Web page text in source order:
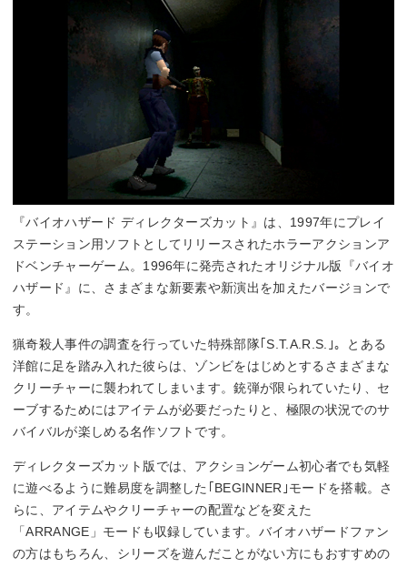
『バイオハザード ディレクターズカット』は、1997年にプレイ
ステーション用ソフトとしてリリースされたホラーアクションア
ドベンチャーゲーム。1996年に発売されたオリジナル版『バイオ
ハザード』に、さまざまな新要素や新演出を加えたバージョンで
す。
猟奇殺人事件の調査を行っていた特殊部隊｢S.T.A.R.S.｣。とある
洋館に足を踏み入れた彼らは、ゾンビをはじめとするさまざまな
クリーチャーに襲われてしまいます。銃弾が限られていたり、セ
ーブするためにはアイテムが必要だったりと、極限の状況でのサ
バイバルが楽しめる名作ソフトです。
ディレクターズカット版では、アクションゲーム初心者でも気軽
に遊べるように難易度を調整した｢BEGINNER｣モードを搭載。さ
らに、アイテムやクリーチャーの配置などを変えた
「ARRANGE」モードも収録しています。バイオハザードファン
の方はもちろん、シリーズを遊んだことがない方にもおすすめの